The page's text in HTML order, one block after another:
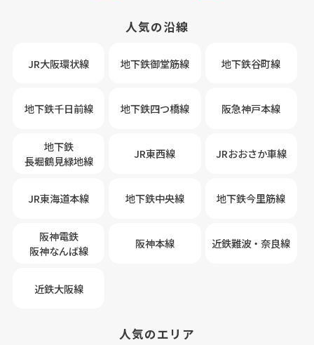
人気の沿線
JR大阪環状線 地下鉄御堂筋線 地下鉄谷町線
地下鉄千日前線 地下鉄四つ橋線 阪急神戸本線
地下鉄
長堀鶴見緑地線
JR東西線 JRおおさか車線
JR東海道本線 地下鉄中央線 地下鉄今里筋線
阪神電鉄
阪神なんば線
阪神本線 近鉄難波・奈良線
近鉄大阪線
人気のエリア